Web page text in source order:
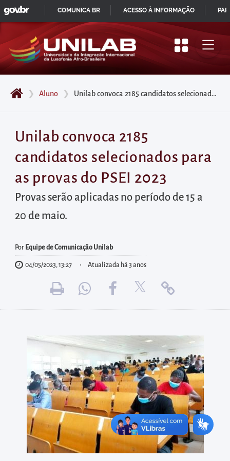
Pular
para
início
do
principal
Acessar
diretamente
menu
principal
Acessar
à
área
diretamente
informações
postas
no
rodapé
❯ Aluno ❯ Unilab convoca 2185 candidatos selecionados para as provas do PSEI 2023
Unilab convoca 2185
candidatos selecionados para
as provas do PSEI 2023
Provas serão aplicadas no período de 15 a
20 de maio.
Por Equipe de Comunicação Unilab
04/05/2023, 13:27 Atualizada há 3 anos
IR
PARA
CONTEÚDO
GOVBR
COMUNICA BR ACESSO À INFORMAÇÃO